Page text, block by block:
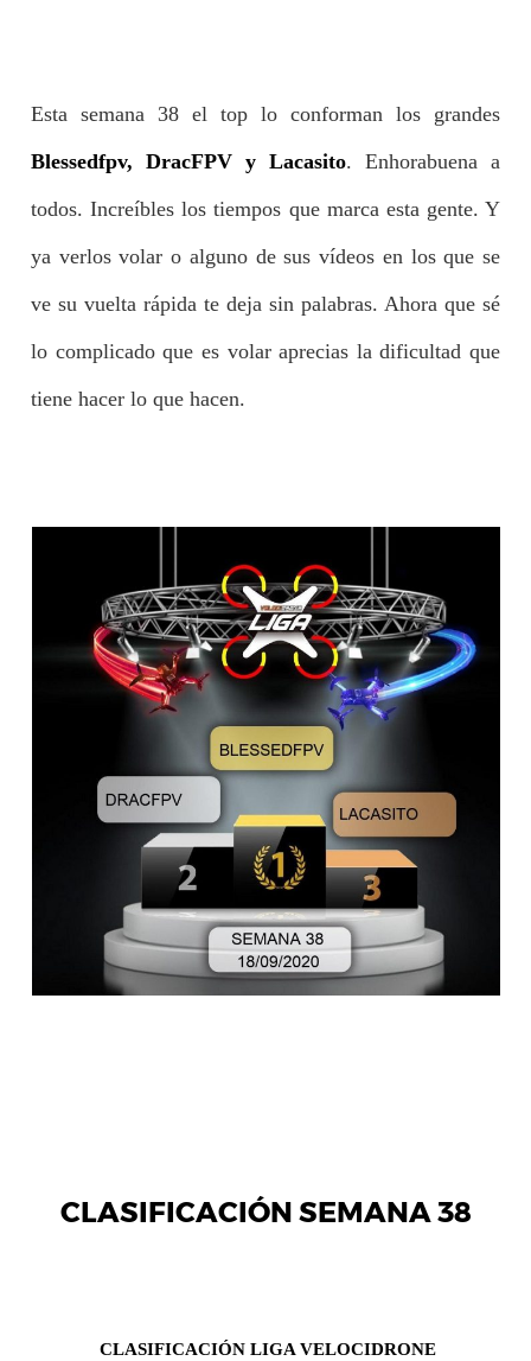
Esta semana 38 el top lo conforman los grandes
Blessedfpv, DracFPV y Lacasito. Enhorabuena a
todos. Increíbles los tiempos que marca esta gente. Y
ya verlos volar o alguno de sus vídeos en los que se
ve su vuelta rápida te deja sin palabras. Ahora que sé
lo complicado que es volar aprecias la dificultad que
tiene hacer lo que hacen.
CLASIFICACIÓN SEMANA 38
CLASIFICACIÓN LIGA VELOCIDRONE